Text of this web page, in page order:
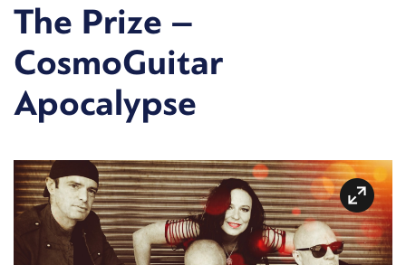
The Prize –
CosmoGuitar
Apocalypse